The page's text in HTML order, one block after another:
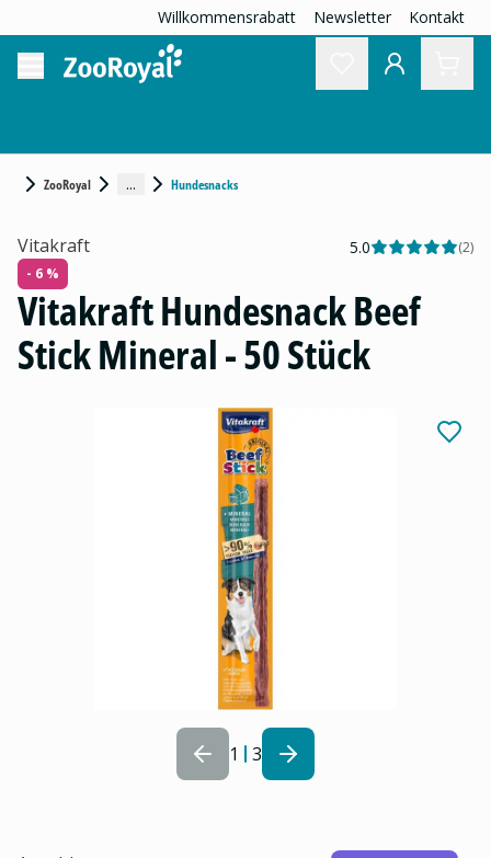
Willkommensrabatt Newsletter Kontakt
ZooRoyal ... Hundesnacks
1 3
Vitakraft 5.0 (2)
- 6 %
Vitakraft Hundesnack Beef
Stick Mineral - 50 Stück